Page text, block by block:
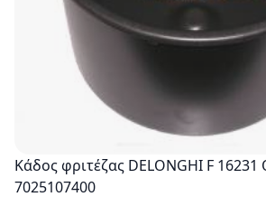
Κάδος φριτέζας DELONGHI F 16231
7025107400